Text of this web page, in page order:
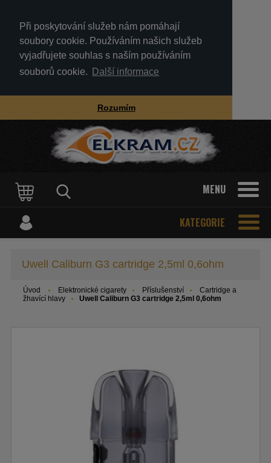
Při poskytování služeb nám pomáhají
soubory cookie. Používáním našich služeb
vyjadřujete souhlas s naším používáním
souborů cookie.
Další informace
Rozumím
MENU
KATEGORIE
Uwell Caliburn G3 cartridge 2,5ml 0,6ohm
Úvod Elektronické cigarety Příslušenství
Cartridge a
žhavící hlavy
Uwell Caliburn G3 cartridge 2,5ml 0,6ohm